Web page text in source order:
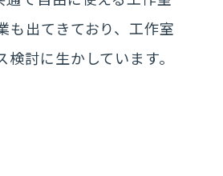
も出てきており、工作室
討に生かしています。